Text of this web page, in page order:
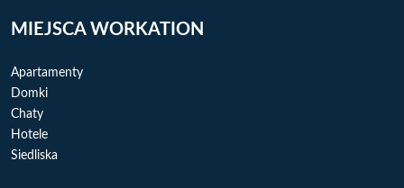
MIEJSCA WORKATION
Apartamenty
Domki
Chaty
Hotele
Siedliska